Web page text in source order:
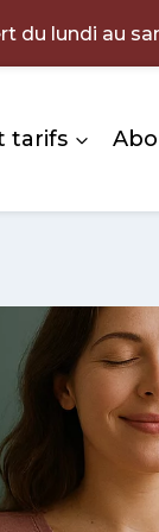
du lundi au
tarifs